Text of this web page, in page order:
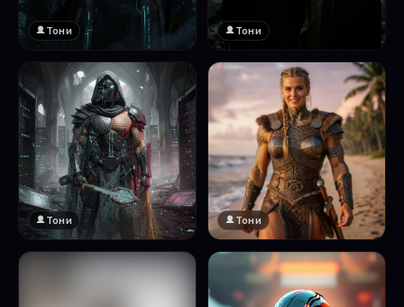
Тони Тони
Тони Тони